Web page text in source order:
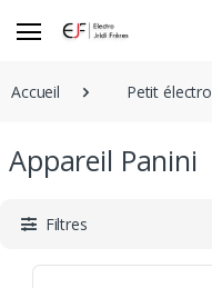
Accueil Petit électro
Appareil Panini
Filtres